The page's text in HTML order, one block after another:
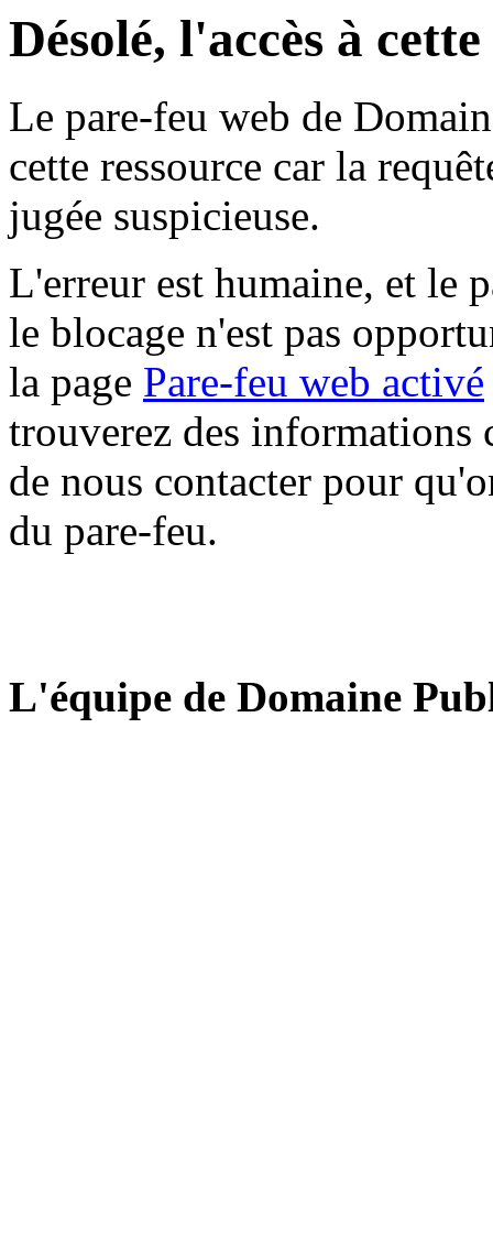
Désolé, l'accès à
Le pare-feu web de
cette ressource car la
jugée suspicieuse.
L'erreur est humaine, et le
le blocage n'est pas
la page Pare-feu web activé
trouverez des informations
de nous contacter pour
du pare-feu.
L'équipe de Domaine